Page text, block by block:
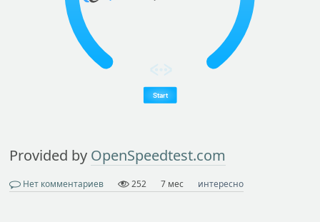
Provided by OpenSpeedtest.com
Нет комментариев 252 7 мес интересно